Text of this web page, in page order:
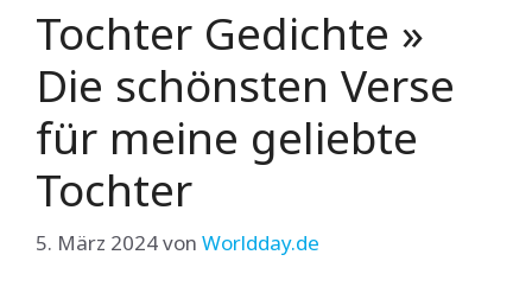
Tochter Gedichte »
Die schönsten Verse
für meine geliebte
Tochter
5. März 2024von Worldday.de